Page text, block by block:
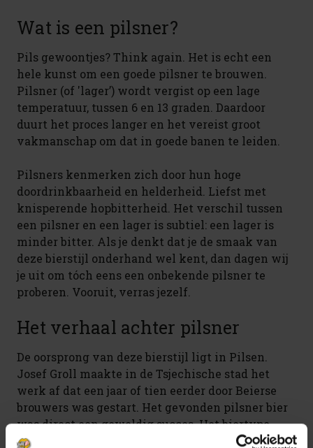
Wat is een pilsner?
Pils gewoontjes? Think again. Het is echt een
hele kunst om een goede pilsner te brouwen.
Pilsner (of 'lager’) wordt vergist op een lage
temperatuur, tussen 6 en 13 graden. Daardoor
duurt het proces langer en het vereist groot
vakmanschap om dat in goede banen te leiden.
Pilsners kenmerken zich door hun hoge
doordrinkbaarheid en helderheid. Liefst met
knisperende hopbitterheid. Het verschil tussen
een pilsner en een lager is subtiel: een lager is
minder bitter. Als je denkt dat je de smaak van
deze bierstijl onderhand wel kent, dan dagen wij
je uit om tóch eens een onbekende pilsner te
proberen. Vooruit, verras jezelf.
Het verhaal achter pilsner
De oorsprong van deze bierstijl ligt in Pilsen.
Josef Groll maakte in de Tsjechische stad het
werk af dat een jaar of tien eerder door Beierse
brouwers was gestart. Het gevonden pilsner bier
was direct een geweldig succes. Het biertype
veroverde razendsnel de wereld. De combinatie